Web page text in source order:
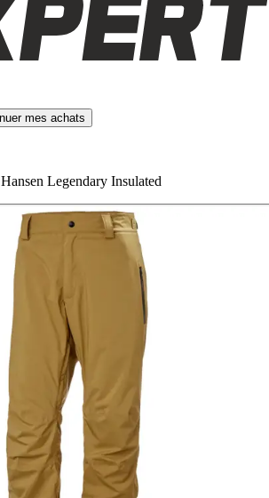
mes achats
Legendary Insulated